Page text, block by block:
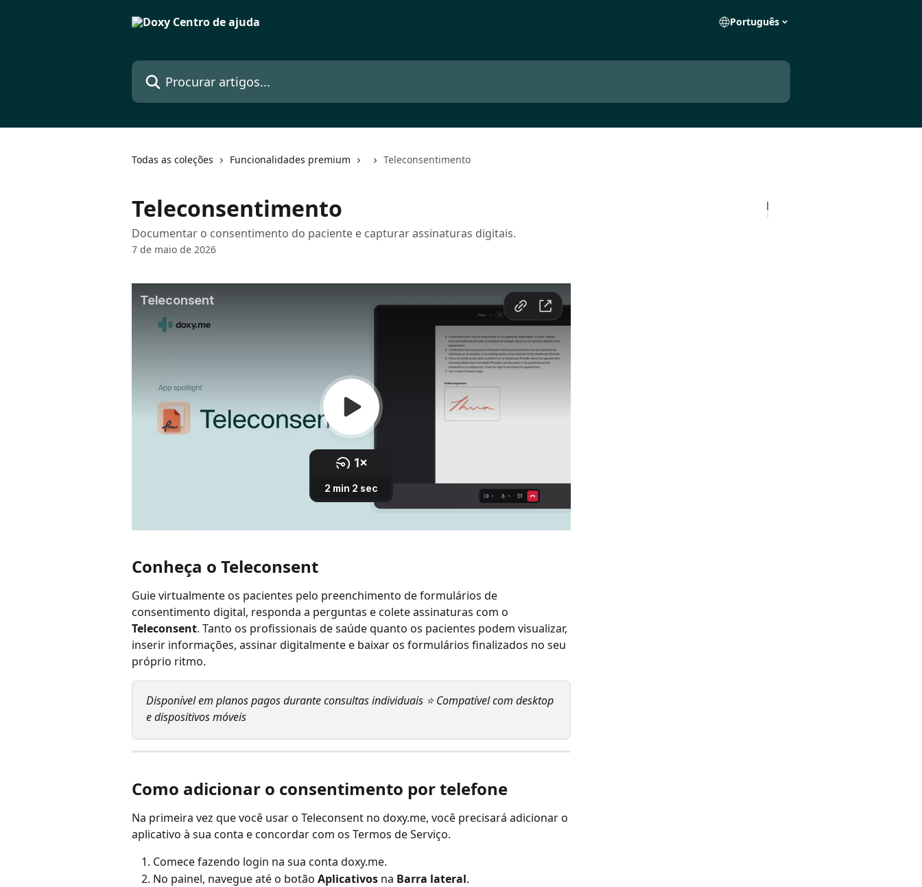
Português
Procurar artigos...
Todas as coleções Funcionalidades premium Teleconsentimento
Teleconsentimento
Documentar o consentimento do paciente e capturar assinaturas digitais.
7 de maio de 2026
Conheça o Teleconsent
Guie virtualmente os pacientes pelo preenchimento de formulários de
consentimento digital, responda a perguntas e colete assinaturas com o
Teleconsent. Tanto os profissionais de saúde quanto os pacientes podem visualizar,
inserir informações, assinar digitalmente e baixar os formulários finalizados no seu
próprio ritmo.
Disponível em planos pagos durante consultas individuais ⭐ Compatível com desktop
e dispositivos móveis
Como adicionar o consentimento por telefone
Na primeira vez que você usar o Teleconsent no doxy.me, você precisará adicionar o
aplicativo à sua conta e concordar com os Termos de Serviço.
Comece fazendo login na sua conta doxy.me.
No painel, navegue até o botão Aplicativos na Barra lateral.